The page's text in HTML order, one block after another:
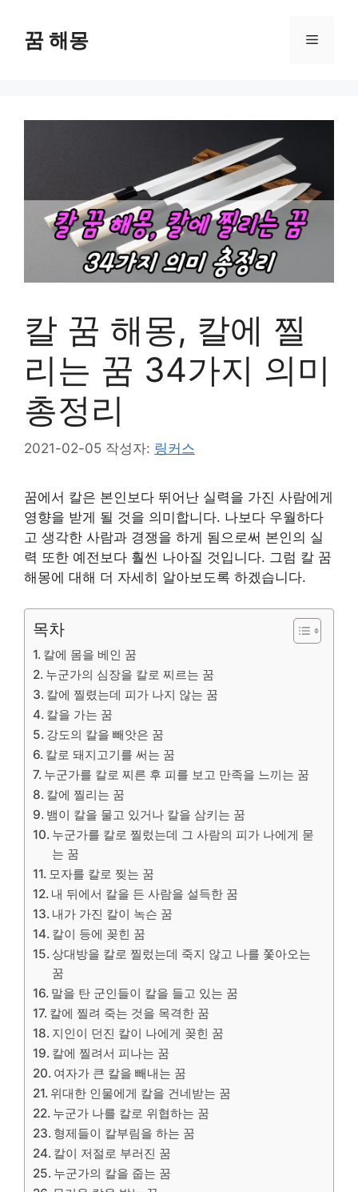
꿈 해몽 메
칼 꿈 해몽, 칼에 찔
리는 꿈 34가지 의미
총정리
2021-02-05 작성자: 링커스
꿈에서 칼은 본인보다 뛰어난 실력을 가진 사람에게
영향을 받게 될 것을 의미합니다. 나보다 우월하다
고 생각한 사람과 경쟁을 하게 됨으로써 본인의 실
력 또한 예전보다 훨씬 나아질 것입니다. 그럼 칼 꿈
해몽에 대해 더 자세히 알아보도록 하겠습니다.
목차
칼에 몸을 베인 꿈
누군가의 심장을 칼로 찌르는 꿈
칼에 찔렸는데 피가 나지 않는 꿈
칼을 가는 꿈
강도의 칼을 빼앗은 꿈
칼로 돼지고기를 써는 꿈
누군가를 칼로 찌른 후 피를 보고 만족을 느끼는 꿈
칼에 찔리는 꿈
뱀이 칼을 물고 있거나 칼을 삼키는 꿈
누군가를 칼로 찔렀는데 그 사람의 피가 나에게 묻
는 꿈
모자를 칼로 찢는 꿈
내 뒤에서 칼을 든 사람을 설득한 꿈
내가 가진 칼이 녹슨 꿈
칼이 등에 꽂힌 꿈
상대방을 칼로 찔렀는데 죽지 않고 나를 쫓아오는
꿈
말을 탄 군인들이 칼을 들고 있는 꿈
칼에 찔려 죽는 것을 목격한 꿈
지인이 던진 칼이 나에게 꽂힌 꿈
칼에 찔려서 피나는 꿈
여자가 큰 칼을 빼내는 꿈
위대한 인물에게 칼을 건네받는 꿈
누군가 나를 칼로 위협하는 꿈
형제들이 칼부림을 하는 꿈
칼이 저절로 부러진 꿈
누군가의 칼을 줍는 꿈